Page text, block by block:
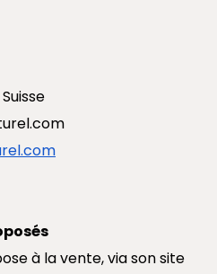
à la vente, via son site